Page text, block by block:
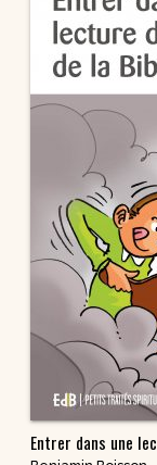
Entrer dans une